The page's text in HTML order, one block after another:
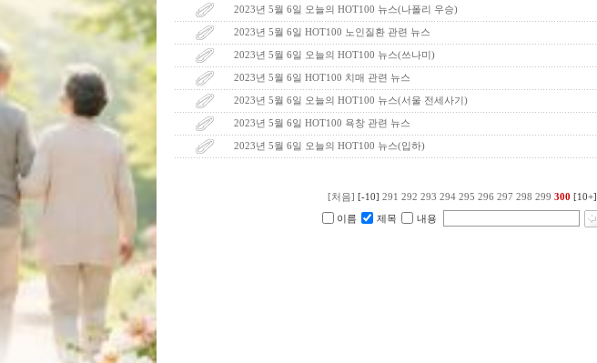
2023년 5월 6일 오늘의 HOT100 뉴스(나폴리 우승)
2023년 5월 6일 HOT100 노인질환 관련 뉴스
2023년 5월 6일 오늘의 HOT100 뉴스(쓰나미)
2023년 5월 6일 HOT100 치매 관련 뉴스
2023년 5월 6일 오늘의 HOT100 뉴스(서울 전세사기)
2023년 5월 6일 HOT100 욕창 관련 뉴스
2023년 5월 6일 오늘의 HOT100 뉴스(입하)
[처음] [-10] 291 292 293 294 295 296 297 298 299 300 [10+]
이름
제목 내용